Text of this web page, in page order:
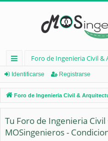
nl
ac
es
rá
pi
Foro de Ingenieria Civil
Identificarse Registrarse
Foro de Ingenieria Civil &
Tu Foro de Ingenieria
MOSingenieros -